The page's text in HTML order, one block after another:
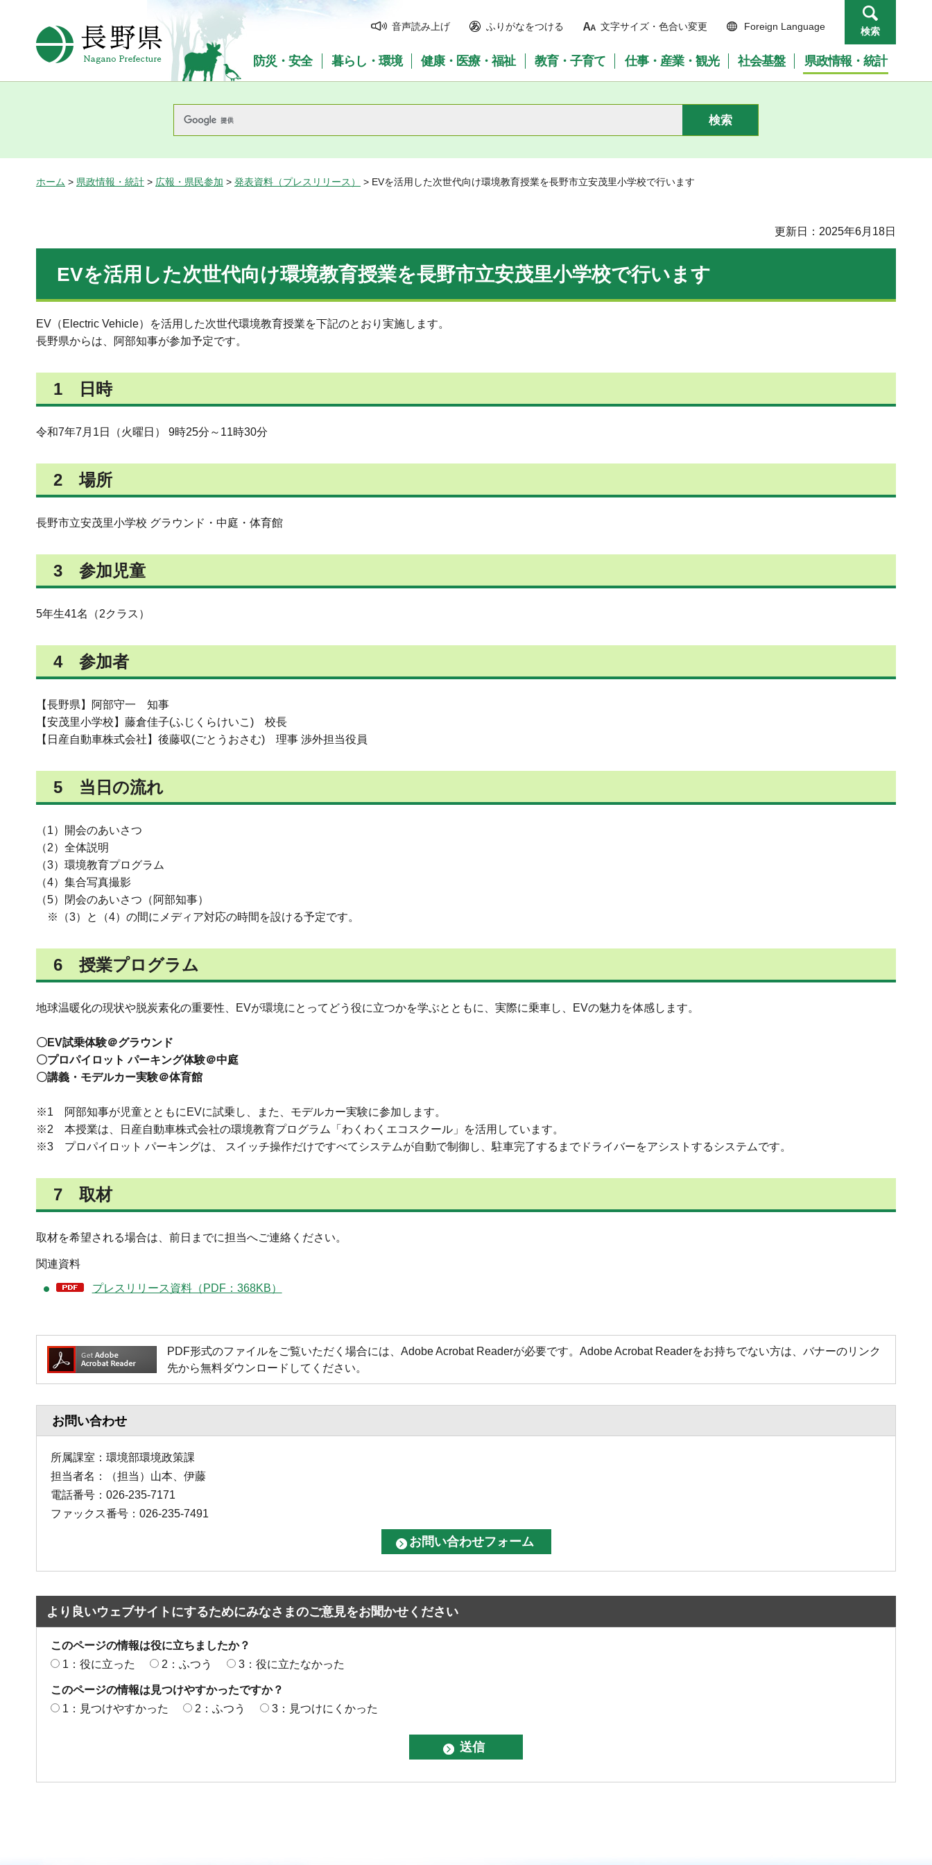
長野県Nagano Prefecture
音声読み上げ ふりがなをつける 文字サイズ・色合い変更 Foreign Language 検索
防災・安全 暮らし・環境 健康・医療・福祉 教育・子育て 仕事・産業・観光 社会基盤 県政情報・統計
ホーム > 県政情報・統計 > 広報・県民参加 > 発表資料（プレスリリース） > EVを活用した次世代向け環境教育授業を長野市立安茂里小学校で行います
更新日：2025年6月18日
EVを活用した次世代向け環境教育授業を長野市立安茂里小学校で行います
EV（Electric Vehicle）を活用した次世代環境教育授業を下記のとおり実施します。
長野県からは、阿部知事が参加予定です。
1 日時
令和7年7月1日（火曜日） 9時25分～11時30分
2 場所
長野市立安茂里小学校 グラウンド・中庭・体育館
3 参加児童
5年生41名（2クラス）
4 参加者
【長野県】阿部守一 知事
【安茂里小学校】藤倉佳子(ふじくらけいこ) 校長
【日産自動車株式会社】後藤収(ごとうおさむ) 理事 渉外担当役員
5 当日の流れ
（1）開会のあいさつ
（2）全体説明
（3）環境教育プログラム
（4）集合写真撮影
（5）閉会のあいさつ（阿部知事）
※（3）と（4）の間にメディア対応の時間を設ける予定です。
6 授業プログラム
地球温暖化の現状や脱炭素化の重要性、EVが環境にとってどう役に立つかを学ぶとともに、実際に乗車し、EVの魅力を体感します。
〇EV試乗体験＠グラウンド
〇プロパイロット パーキング体験＠中庭
〇講義・モデルカー実験＠体育館
※1 阿部知事が児童とともにEVに試乗し、また、モデルカー実験に参加します。
※2 本授業は、日産自動車株式会社の環境教育プログラム「わくわくエコスクール」を活用しています。
※3 プロパイロット パーキングは、 スイッチ操作だけですべてシステムが自動で制御し、駐車完了するまでドライバーをアシストするシステムです。
7 取材
取材を希望される場合は、前日までに担当へご連絡ください。
関連資料
プレスリリース資料（PDF：368KB）
PDF形式のファイルをご覧いただく場合には、Adobe Acrobat Readerが必要です。Adobe Acrobat Readerをお持ちでない方は、バナーのリンク
先から無料ダウンロードしてください。
お問い合わせ
所属課室：環境部環境政策課
担当者名：（担当）山本、伊藤
電話番号：026-235-7171
ファックス番号：026-235-7491
より良いウェブサイトにするためにみなさまのご意見をお聞かせください
このページの情報は役に立ちましたか？
1：役に立った
2：ふつう 3：役に立たなかった
このページの情報は見つけやすかったですか？
1：見つけやすかった
2：ふつう 3：見つけにくかった